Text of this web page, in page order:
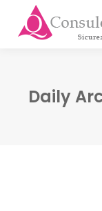
Daily